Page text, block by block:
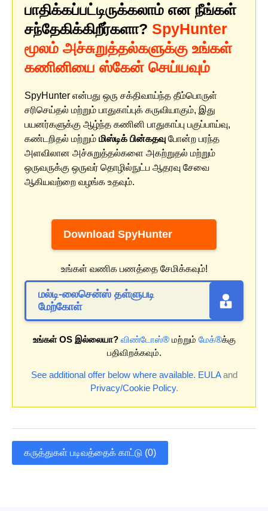
பாதிக்கப்பட்டிருக்கலாம் என நீங்கள்
சந்தேகிக்கிறீர்களா? SpyHunter
மூலம் அச்சுறுத்தல்களுக்கு உங்கள்
கணினியை ஸ்கேன் செய்யவும்
SpyHunter என்பது ஒரு சக்திவாய்ந்த தீம்பொருள்
சரிசெய்தல் மற்றும் பாதுகாப்புக் கருவியாகும், இது
பயனர்களுக்கு ஆழ்ந்த கணினி பாதுகாப்பு பகுப்பாய்வு,
கண்டறிதல் மற்றும் மிஸ்டிக் பின்கதவு போன்ற பரந்த
அளவிலான அச்சுறுத்தல்களை அகற்றுதல் மற்றும்
ஒருவருக்கு ஒருவர் தொழில்நுட்ப ஆதரவு சேவை
ஆகியவற்றை வழங்க உதவும்.
Download SpyHunter
உங்கள் வணிக பணத்தை சேமிக்கவும்!
மல்டி-லைசென்ஸ் தள்ளுபடி
மேற்கோள்
உங்கள் OS இல்லையா? விண்டோஸ்®மற்றும் மேக்®க்கு
பதிவிறக்கவும்.
See additional offer below where available. EULAand
Privacy/Cookie Policy.
கருத்துகள் படிவத்தைக் காட்டு (0)